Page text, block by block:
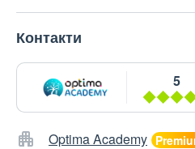
Контакти
5
Optima Academy